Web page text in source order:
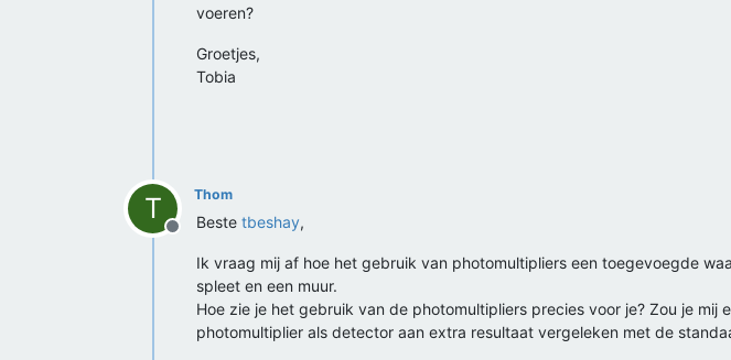
voeren?
Groetjes,
Tobia
T
Offline
Thom
Beste tbeshay,
Ik vraag mij af hoe het gebruik van photomultipliers een toegevoegde
spleet en een muur.
Hoe zie je het gebruik van de photomultipliers precies voor je? Zou je
photomultiplier als detector aan extra resultaat vergeleken met de